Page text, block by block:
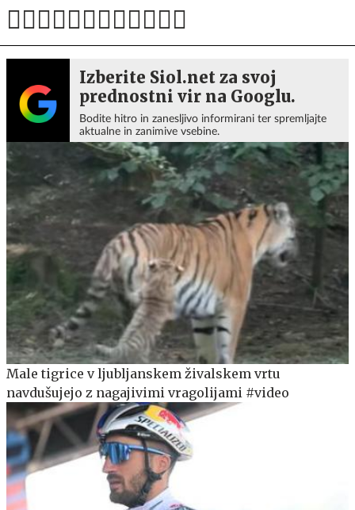
Izberite Siol.net za svoj
prednostni vir na Googlu.
Bodite hitro in zanesljivo informirani ter spremljajte
aktualne in zanimive vsebine.
Male tigrice v ljubljanskem živalskem vrtu
navdušujejo z nagajivimi vragolijami #video